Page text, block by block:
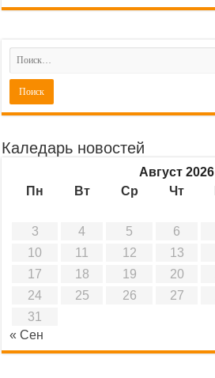
Каледарь новостей
Август 2026
Пн
Вт Ср Чт
3
4 5 6
10
11 12 13
17
18 19 20
24
25 26 27
31
« Сен